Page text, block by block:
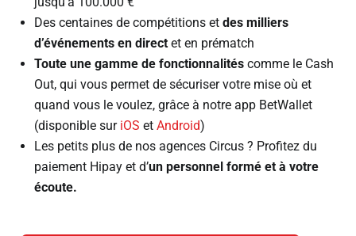
Des centaines de compétitions et des milliers
d’événements en directet en prématch
Toute une gamme de fonctionnalitéscomme le Cash
Out, qui vous permet de sécuriser votre mise où et
quand vous le voulez, grâce à notre app BetWallet
(disponible sur iOS et Android)
Les petits plus de nos agences Circus ? Profitez du
paiement Hipay et d’un personnel formé et à votre
écoute.